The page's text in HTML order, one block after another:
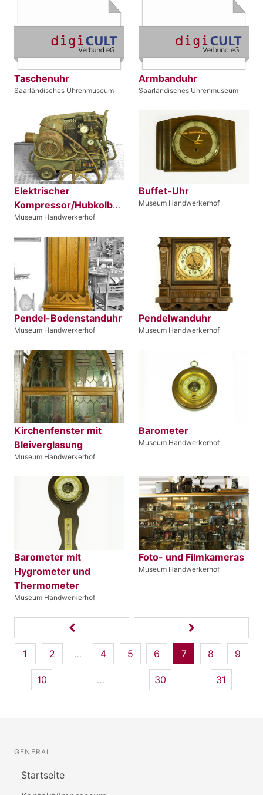
Taschenuhr
Saarländisches Uhrenmuseum
Armbanduhr
Saarländisches Uhrenmuseum
Elektrischer
Kompressor/Hubkolbenverdichter
Museum Handwerkerhof
Buffet-Uhr
Museum Handwerkerhof
Pendel-Bodenstanduhr
Museum Handwerkerhof
Pendelwanduhr
Museum Handwerkerhof
Kirchenfenster mit
Bleiverglasung
Museum Handwerkerhof
Barometer
Museum Handwerkerhof
Barometer mit
Hygrometer und
Thermometer
Museum Handwerkerhof
Foto- und Filmkameras
Museum Handwerkerhof
1 2 … 4 5 6 7 8 9
10 … 30 31
GENERAL
Startseite